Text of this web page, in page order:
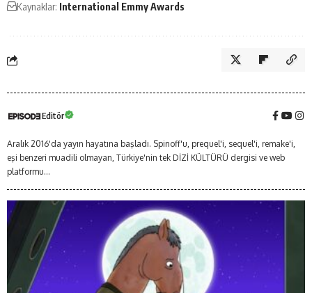
Kaynaklar: International Emmy Awards
Editör
Aralık 2016'da yayın hayatına başladı. Spinoff'u, prequel'i, sequel'i, remake'i,
eşi benzeri muadili olmayan, Türkiye'nin tek DİZİ KÜLTÜRÜ dergisi ve web
platformu...